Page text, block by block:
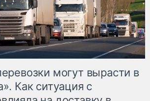
могут вырасти в
Как ситуация с